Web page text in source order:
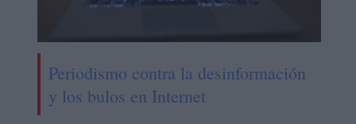
Periodismo contra la desinformación
y los bulos en Internet